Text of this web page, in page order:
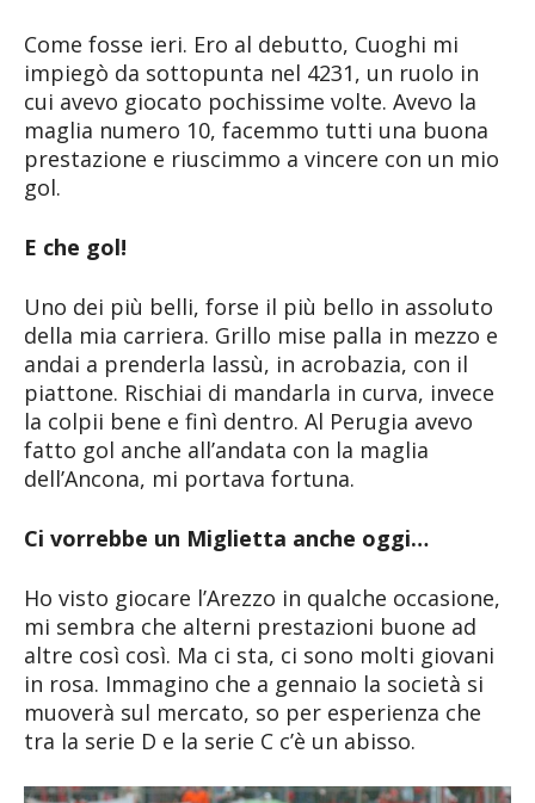
Come fosse ieri. Ero al debutto, Cuoghi mi
impiegò da sottopunta nel 4231, un ruolo in
cui avevo giocato pochissime volte. Avevo la
maglia numero 10, facemmo tutti una buona
prestazione e riuscimmo a vincere con un mio
gol.
E che gol!
Uno dei più belli, forse il più bello in assoluto
della mia carriera. Grillo mise palla in mezzo e
andai a prenderla lassù, in acrobazia, con il
piattone. Rischiai di mandarla in curva, invece
la colpii bene e finì dentro. Al Perugia avevo
fatto gol anche all’andata con la maglia
dell’Ancona, mi portava fortuna.
Ci vorrebbe un Miglietta anche oggi…
Ho visto giocare l’Arezzo in qualche occasione,
mi sembra che alterni prestazioni buone ad
altre così così. Ma ci sta, ci sono molti giovani
in rosa. Immagino che a gennaio la società si
muoverà sul mercato, so per esperienza che
tra la serie D e la serie C c’è un abisso.